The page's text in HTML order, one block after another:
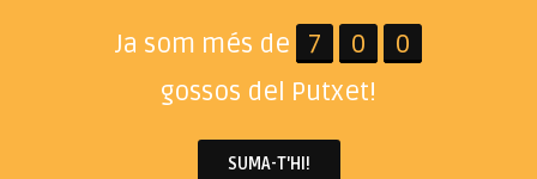
Ja som més de 7 0
0
gossos del Putxet!
SUMA-T'HI!